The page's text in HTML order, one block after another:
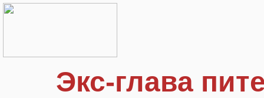
Экс-глава